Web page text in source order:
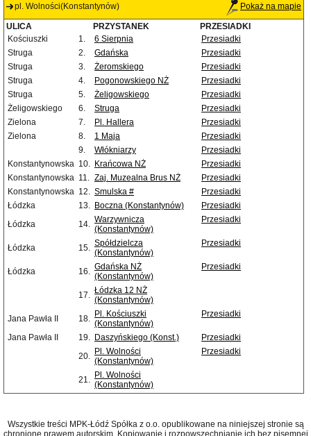
pl. Wolności(Konstantynów) Pokaż na mapie
ULICA PRZYSTANEK
PRZESIADKI
Kościuszki
1. 6 Sierpnia
Przesiadki
Struga
2. Gdańska
Przesiadki
Struga
3. Żeromskiego
Przesiadki
Struga
4. Pogonowskiego NŻ
Przesiadki
Struga
5. Żeligowskiego
Przesiadki
Żeligowskiego
6. Struga
Przesiadki
Zielona
7. Pl. Hallera
Przesiadki
Zielona
8. 1 Maja
Przesiadki
9.
Włókniarzy
Przesiadki
Konstantynowska 10. Krańcowa NŻ
Przesiadki
Konstantynowska 11. Zaj. Muzealna Brus NŻ
Przesiadki
Konstantynowska 12. Smulska #
Przesiadki
Łódzka
13. Boczna (Konstantynów)
Przesiadki
Łódzka
14. Warzywnicza
(Konstantynów)
Przesiadki
Łódzka 15. Spółdzielcza
(Konstantynów)
Przesiadki
Łódzka 16. Gdańska NŻ
(Konstantynów)
Przesiadki
17. Łódzka 12 NŻ
(Konstantynów)
Jana Pawła II
18. Pl. Kościuszki
(Konstantynów)
Przesiadki
Jana Pawła II 19. Daszyńskiego (Konst.)
Przesiadki
20. Pl. Wolności
(Konstantynów)
Przesiadki
21. Pl. Wolności
(Konstantynów)
Wszystkie treści MPK-Łódź Spółka z o.o. opublikowane na niniejszej stronie są
chronione prawem autorskim. Kopiowanie i rozpowszechnianie ich bez pisemnej